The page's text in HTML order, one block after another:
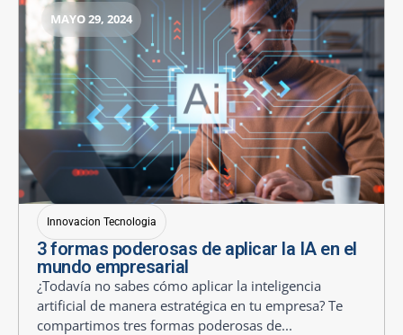
MAYO 29, 2024
Innovacion Tecnologia
3 formas poderosas de aplicar la IA en el
mundo empresarial
¿Todavía no sabes cómo aplicar la inteligencia
artificial de manera estratégica en tu empresa? Te
compartimos tres formas poderosas de...